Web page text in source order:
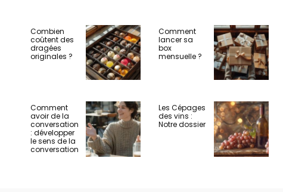
Combien
coûtent des
dragées
originales ?
Comment
lancer sa
box
mensuelle ?
Comment
avoir de la
conversation
: développer
le sens de la
conversation
Les Cépages
des vins :
Notre dossier